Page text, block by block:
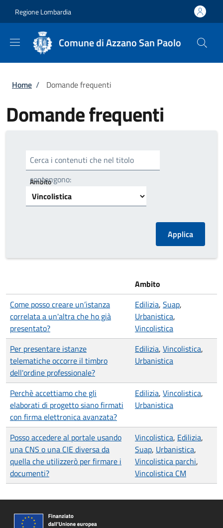
Regione Lombardia
Comune di Azzano San Paolo
Briciole di pane
Home / Domande frequenti
Domande frequenti
Cerca i contenuti che nel titolo
contengono:
Ambito
Ambito
Come posso creare un’istanza
correlata a un'altra che ho già
presentato?
Edilizia, Suap,
Urbanistica,
Vincolistica
Per presentare istanze
telematiche occorre il timbro
dell'ordine professionale?
Edilizia, Vincolistica,
Urbanistica
Perchè accettiamo che gli
elaborati di progetto siano firmati
con firma elettronica avanzata?
Edilizia, Vincolistica,
Urbanistica
Posso accedere al portale usando
una CNS o una CIE diversa da
quella che utilizzerò per firmare i
documenti?
Vincolistica, Edilizia,
Suap, Urbanistica,
Vincolistica parchi,
Vincolistica CM